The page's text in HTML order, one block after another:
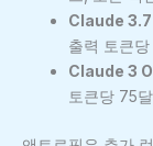
Claude
출력 토큰당
Claude 3
토큰당 75